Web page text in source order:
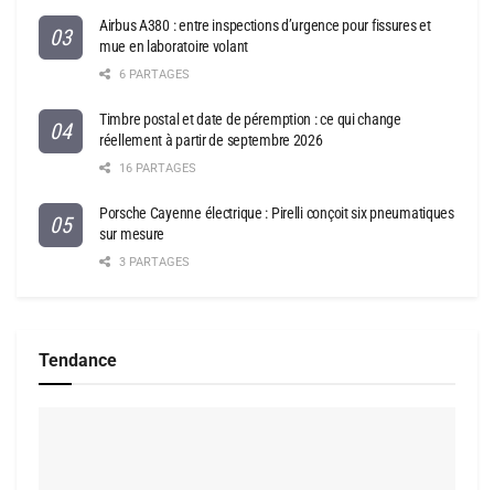
Airbus A380 : entre inspections d’urgence pour fissures et
mue en laboratoire volant
6 PARTAGES
Timbre postal et date de péremption : ce qui change
réellement à partir de septembre 2026
16 PARTAGES
Porsche Cayenne électrique : Pirelli conçoit six pneumatiques
sur mesure
3 PARTAGES
Tendance